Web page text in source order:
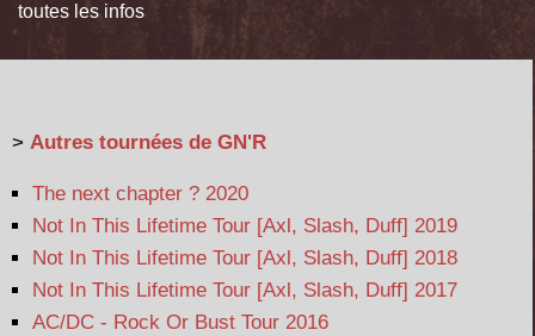
toutes les infos
> Autres tournées de GN'R
The next chapter ? 2020
Not In This Lifetime Tour [Axl, Slash, Duff] 2019
Not In This Lifetime Tour [Axl, Slash, Duff] 2018
Not In This Lifetime Tour [Axl, Slash, Duff] 2017
AC/DC - Rock Or Bust Tour 2016